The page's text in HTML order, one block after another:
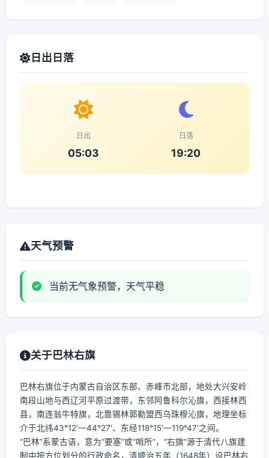
日出日落
日出
05:03
日落
19:20
天气预警
当前无气象预警，天气平稳
关于巴林右旗
巴林右旗位于内蒙古自治区东部、赤峰市北部，地处大兴安岭
南段山地与西辽河平原过渡带，东邻阿鲁科尔沁旗，西接林西
县，南连翁牛特旗，北靠锡林郭勒盟西乌珠穆沁旗，地理坐标
介于北纬43°12′—44°27′、东经118°15′—119°47′之间。
“巴林”系蒙古语，意为“要塞”或“哨所”，“右旗”源于清代八旗建
制中按方位划分的行政命名，清顺治五年（1648年）设巴林右